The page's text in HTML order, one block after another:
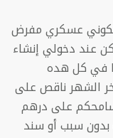
عسكري مفرض
عند دخولي إنشاء
في كل هده
الشهر ناقص على
على درهم
بدون سبب أو سند